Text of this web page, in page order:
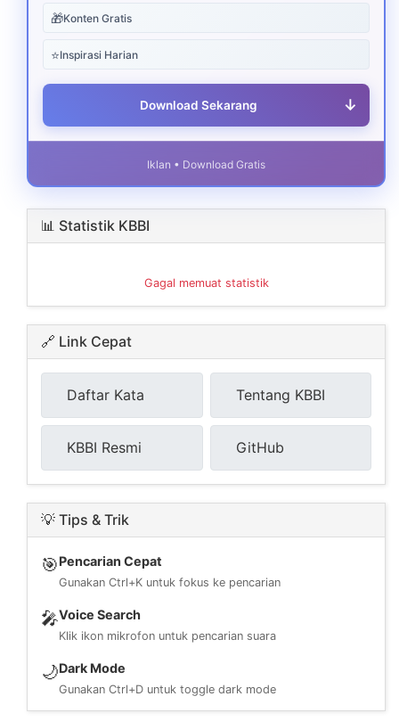
🎁Konten Gratis
⭐Inspirasi Harian
Download Sekarang ↓
Iklan • Download Gratis
📊 Statistik KBBI
Gagal memuat statistik
🔗 Link Cepat
Daftar Kata Tentang KBBI
KBBI Resmi GitHub
💡 Tips & Trik
🎯Pencarian Cepat
Gunakan Ctrl+K untuk fokus ke pencarian
🎤Voice Search
Klik ikon mikrofon untuk pencarian suara
🌙Dark Mode
Gunakan Ctrl+D untuk toggle dark mode